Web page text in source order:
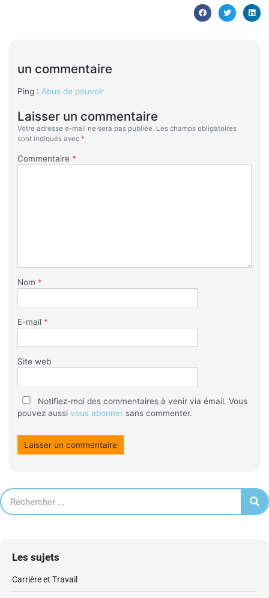
un commentaire
Ping : Abus de pouvoir
Laisser un commentaire
Votre adresse e-mail ne sera pas publiée. Les champs obligatoires
sont indiqués avec *
Commentaire *
Nom *
E-mail *
Site web
Notifiez-moi des commentaires à venir via émail. Vous
pouvez aussi vous abonnersans commenter.
Les sujets
Carrière et Travail